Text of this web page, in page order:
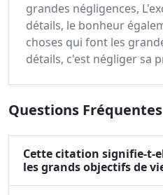
grandes négligences,
détails, le bonheur
choses qui font les
détails, c'est négliger sa
Questions Fréquentes
Cette citation signifie-t-
les grands objectifs de